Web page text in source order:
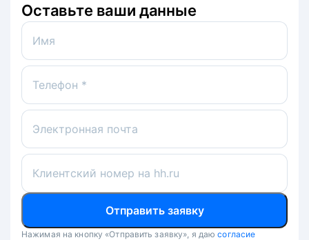
Оставьте ваши данные
Имя
Телефон *
Электронная почта
Клиентский номер на hh.ru
Отправить заявку
Нажимая на кнопку «Отправить заявку», я даю согласие